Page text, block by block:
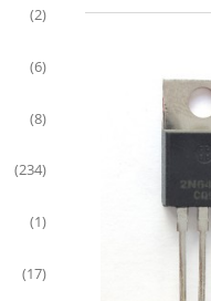
(2)
(6)
(8)
(234)
(1)
(17)